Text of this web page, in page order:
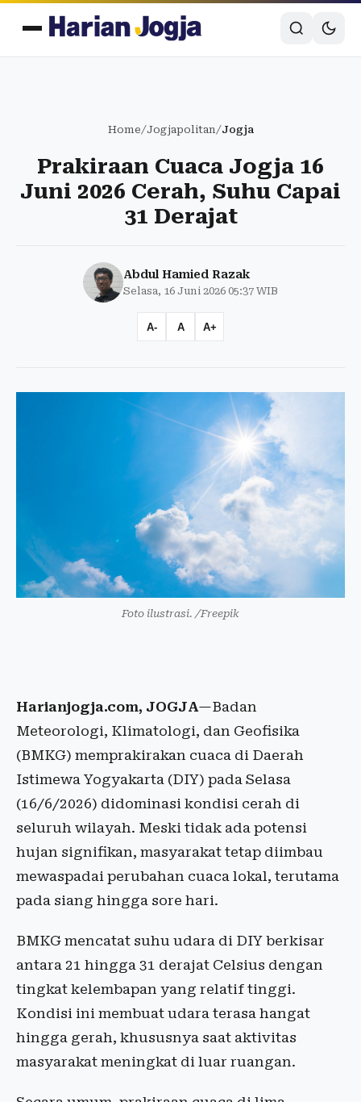
Home/Jogjapolitan/Jogja
Prakiraan Cuaca Jogja 16
Juni 2026 Cerah, Suhu Capai
31 Derajat
Abdul Hamied Razak
Selasa, 16 Juni 2026 05:37 WIB
A- A A+
Foto ilustrasi. /Freepik
Harianjogja.com, JOGJA—Badan
Meteorologi, Klimatologi, dan Geofisika
(BMKG) memprakirakan cuaca di Daerah
Istimewa Yogyakarta (DIY) pada Selasa
(16/6/2026) didominasi kondisi cerah di
seluruh wilayah. Meski tidak ada potensi
hujan signifikan, masyarakat tetap diimbau
mewaspadai perubahan cuaca lokal, terutama
pada siang hingga sore hari.
BMKG mencatat suhu udara di DIY berkisar
antara 21 hingga 31 derajat Celsius dengan
tingkat kelembapan yang relatif tinggi.
Kondisi ini membuat udara terasa hangat
hingga gerah, khususnya saat aktivitas
masyarakat meningkat di luar ruangan.